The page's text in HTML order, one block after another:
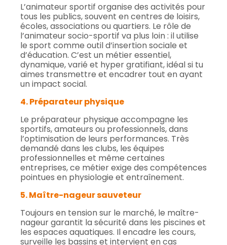
L’animateur sportif organise des activités pour
tous les publics, souvent en centres de loisirs,
écoles, associations ou quartiers. Le rôle de
l’animateur socio-sportif va plus loin : il utilise
le sport comme outil d’insertion sociale et
d’éducation. C’est un métier essentiel,
dynamique, varié et hyper gratifiant, idéal si tu
aimes transmettre et encadrer tout en ayant
un impact social.
4. Préparateur physique
Le préparateur physique accompagne les
sportifs, amateurs ou professionnels, dans
l’optimisation de leurs performances. Très
demandé dans les clubs, les équipes
professionnelles et même certaines
entreprises, ce métier exige des compétences
pointues en physiologie et entraînement.
5. Maître-nageur sauveteur
Toujours en tension sur le marché, le maître-
nageur garantit la sécurité dans les piscines et
les espaces aquatiques. Il encadre les cours,
surveille les bassins et intervient en cas